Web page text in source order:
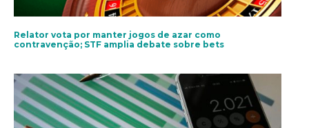
Relator vota por manter jogos de azar como
contravenção; STF amplia debate sobre bets